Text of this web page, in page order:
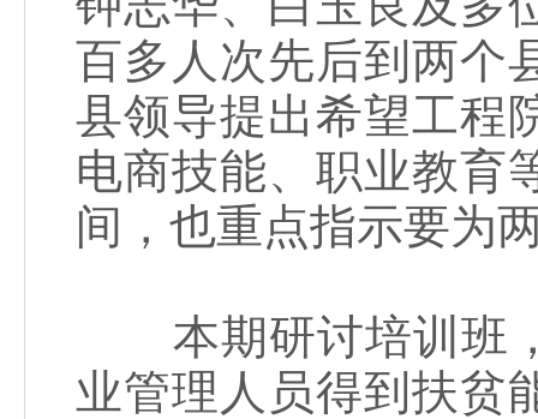
百多人次先后到两个
县领导提出希望工程
电商技能、职业教育
间，也重点指示要为
本期研讨培训班，
业管理人员得到扶贫